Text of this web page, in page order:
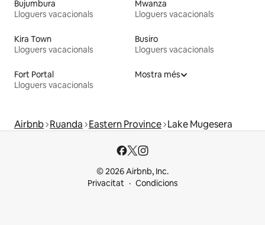
Bujumbura
Lloguers vacacionals
Mwanza
Lloguers vacacionals
Kira Town
Lloguers vacacionals
Busiro
Lloguers vacacionals
Fort Portal
Lloguers vacacionals
Mostra més
Airbnb Ruanda Eastern Province Lake Mugesera
© 2026 Airbnb, Inc.
Privacitat
Condicions